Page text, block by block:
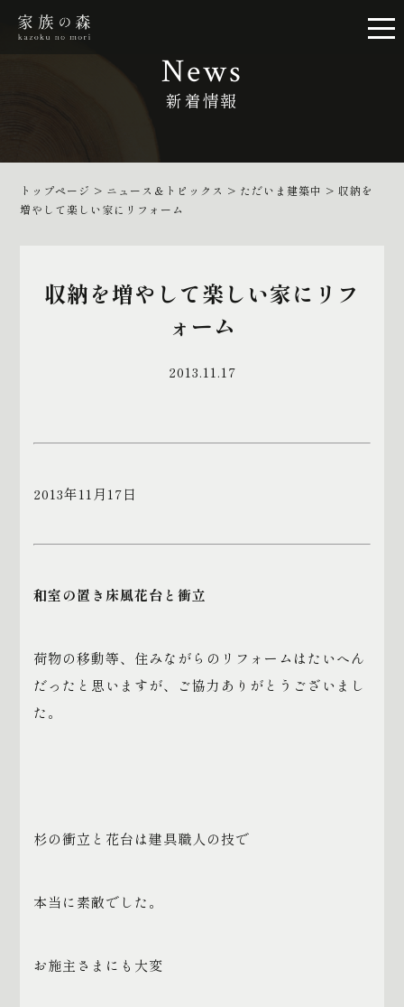
News
新着情報
トップページ > ニュース＆トピックス > ただいま建築中 >収納を
増やして楽しい家にリフォーム
収納を増やして楽しい家にリフ
ォーム
2013.11.17
2013年11 月17日
和室の置き床風花台と衝立
荷物の移動等、住みながらのリフォームはたいへん
だったと思いますが、ご協力ありがとうございまし
た。
杉の衝立と花台は建具職人の技で
本当に素敵でした。
お施主さまにも大変